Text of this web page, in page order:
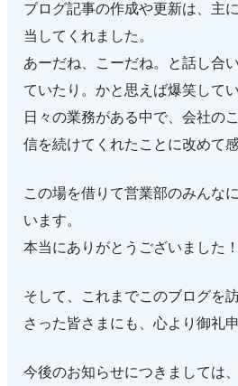
ブログ記事の作成や更新は、主
当してくれました。
あーだね、こーだね。と話し合
ていたり。かと思えば爆笑してい
日々の業務がある中で、会社の
信を続けてくれたことに改めて
この場を借りて営業部のみんな
います。
本当にありがとうございました！
そして、これまでこのブログを
さった皆さまにも、心より御礼
今後のお知らせにつきましては